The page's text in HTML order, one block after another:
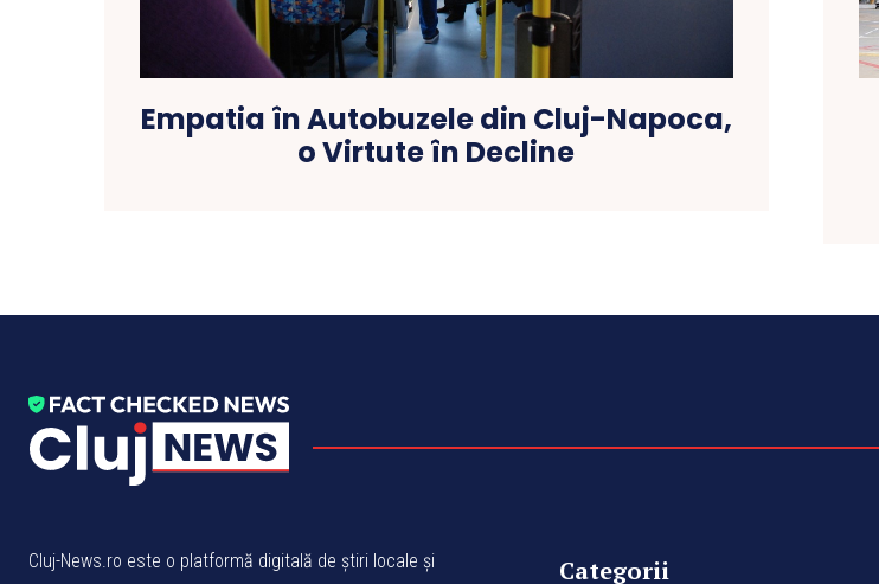
Empatia în Autobuzele din Cluj-Napoca,
o Virtute în Decline
Cluj-News.ro este o platformă digitală de știri locale și
Categorii